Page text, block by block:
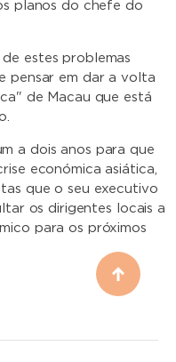
planos do chefe do
estes problemas
pensar em dar a volta
de Macau que está
a dois anos para que
económica asiática,
que o seu executivo
os dirigentes locais a
para os próximos